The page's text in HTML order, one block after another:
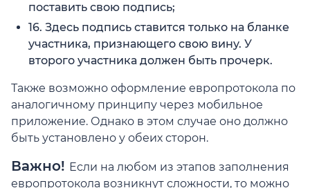
поставить свою подпись;
16. Здесь подпись ставится только на бланке
участника, признающего свою вину. У
второго участника должен быть прочерк.
Также возможно оформление европротокола по
аналогичному принципу через мобильное
приложение. Однако в этом случае оно должно
быть установлено у обеих сторон.
Важно! Если на любом из этапов заполнения
европротокола возникнут сложности, то можно